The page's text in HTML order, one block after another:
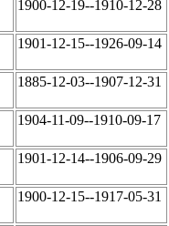
1900-12-19--1910-12-28
1901-12-15--1926-09-14
1885-12-03--1907-12-31
1904-11-09--1910-09-17
1901-12-14--1906-09-29
1900-12-15--1917-05-31